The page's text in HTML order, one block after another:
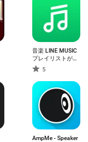
音楽 LINE MUSIC
プレイリストが豊
富！音楽アプリ
5
AmpMe - Speaker